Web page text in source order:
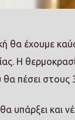
θα έχουμε
Η
πέσει στους
υπάρξει και